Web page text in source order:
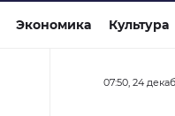
Экономика Культура
07:50, 24